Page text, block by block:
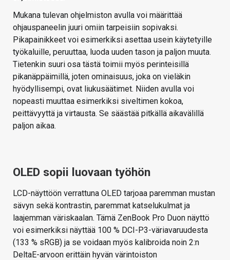
Mukana tulevan ohjelmiston avulla voi määrittää
ohjauspaneelin juuri omiin tarpeisiin sopivaksi.
Pikapainikkeet voi esimerkiksi asettaa usein käytetyille
työkaluille, peruuttaa, luoda uuden tason ja paljon muuta.
Tietenkin suuri osa tästä toimii myös perinteisillä
pikanäppäimillä, joten ominaisuus, joka on vieläkin
hyödyllisempi, ovat liukusäätimet. Niiden avulla voi
nopeasti muuttaa esimerkiksi siveltimen kokoa,
peittävyyttä ja virtausta. Se säästää pitkällä aikavälillä
paljon aikaa.
OLED sopii luovaan työhön
LCD-näyttöön verrattuna OLED tarjoaa paremman mustan
sävyn sekä kontrastin, paremmat katselukulmat ja
laajemman väriskaalan. Tämä ZenBook Pro Duon näyttö
voi esimerkiksi näyttää 100 % DCI-P3-väriavaruudesta
(133 % sRGB) ja se voidaan myös kalibroida noin 2:n
DeltaE-arvoon erittäin hyvän värintoiston